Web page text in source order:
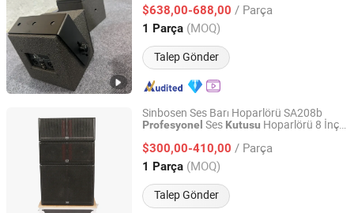
Boyutlu Line Array Profesyonel
Hoparlörler
$638,00-688,00 / Parça
1 Parça (MOQ)
Talep Gönder
Shandong, China Fiyat 2025
Sinbosen Ses Barı Hoparlörü SA208b
Profesyonel Ses Kutusu Hoparlörü 8 İnç
$300,00-410,00 / Parça
1 Parça (MOQ)
Talep Gönder
Guangzhou Xinbaosheng Audio Equipment Co., Ltd.
Guangdong, China Fiyat 2016